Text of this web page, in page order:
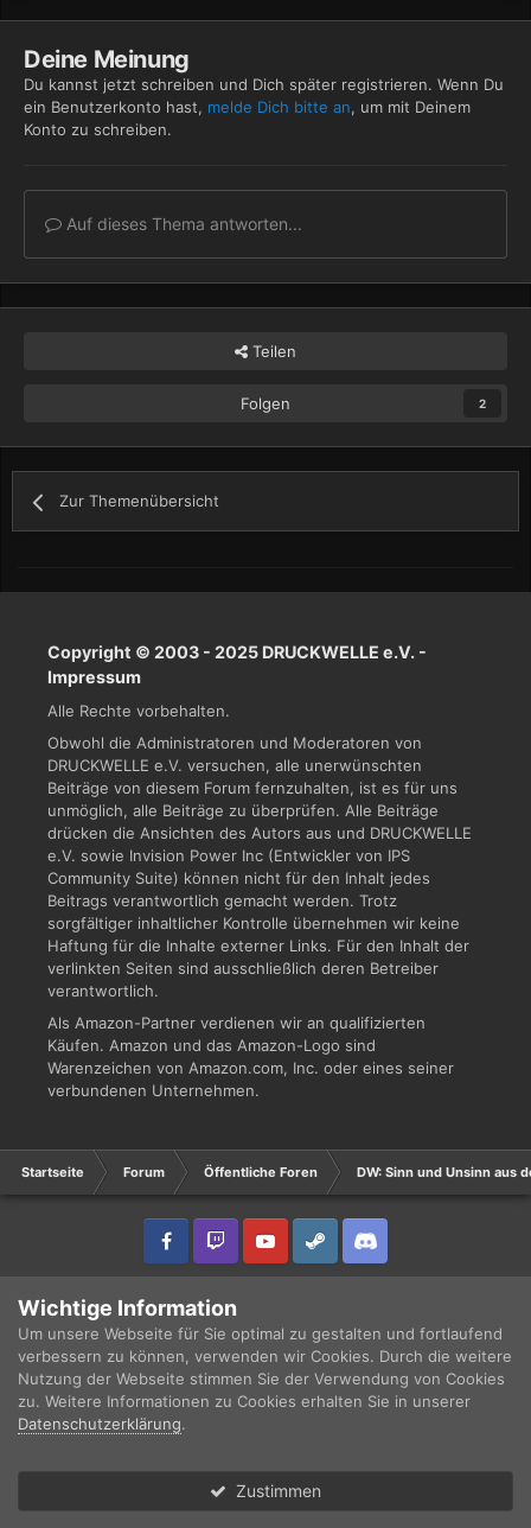
Deine Meinung
Du kannst jetzt schreiben und Dich später registrieren. Wenn Du
ein Benutzerkonto hast, melde Dich bitte an, um mit Deinem
Konto zu schreiben.
Auf dieses Thema antworten...
Teilen
Folgen 2
Zur Themenübersicht
Copyright © 2003 - 2025 DRUCKWELLE e.V. -
Impressum
Alle Rechte vorbehalten.
Obwohl die Administratoren und Moderatoren von
DRUCKWELLE e.V. versuchen, alle unerwünschten
Beiträge von diesem Forum fernzuhalten, ist es für uns
unmöglich, alle Beiträge zu überprüfen. Alle Beiträge
drücken die Ansichten des Autors aus und DRUCKWELLE
e.V. sowie Invision Power Inc (Entwickler von IPS
Community Suite) können nicht für den Inhalt jedes
Beitrags verantwortlich gemacht werden. Trotz
sorgfältiger inhaltlicher Kontrolle übernehmen wir keine
Haftung für die Inhalte externer Links. Für den Inhalt der
verlinkten Seiten sind ausschließlich deren Betreiber
verantwortlich.
Als Amazon-Partner verdienen wir an qualifizierten
Käufen. Amazon und das Amazon-Logo sind
Warenzeichen von Amazon.com, Inc. oder eines seiner
verbundenen Unternehmen.
Startseite Forum Öffentliche Foren DW: Sinn und Unsinn aus
Copyright © 2003 - 2021 DRUCKWELLE e.V. -
Powered by Invision Community
Wichtige Information
Um unsere Webseite für Sie optimal zu gestalten und fortlaufend
verbessern zu können, verwenden wir Cookies. Durch die weitere
Nutzung der Webseite stimmen Sie der Verwendung von Cookies
zu. Weitere Informationen zu Cookies erhalten Sie in unserer
Datenschutzerklärung.
Zustimmen